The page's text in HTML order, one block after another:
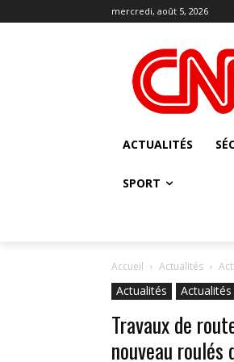
mercredi, août 5, 2026
ACTUALITÉS
SPORT
Accueil Actualités
Actualités
Travaux de
nouveau